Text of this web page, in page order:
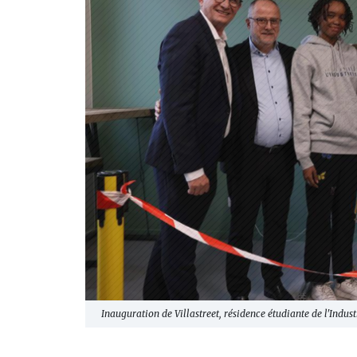
Inauguration de Villastreet, résidence étudiante de